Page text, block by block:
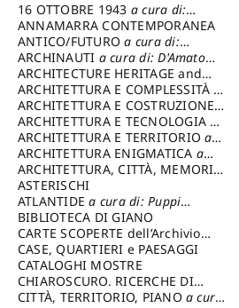
16 OTTOBRE 1943 a cura di:
Pezzetti Marcello
ANNAMARRA CONTEMPORANEA
ANTICO/FUTUROa cura di:
Varagnoli Claudio
ARCHINAUTI a cura di: D'Amato
Claudio
ARCHITECTURE HERITAGE and
DESIGN
ARCHITETTURA E COMPLESSITÀ a
cura di: Piva Antonio
ARCHITETTURA E COSTRUZIONEa
cura di: Poretti Sergio
ARCHITETTURA E TECNOLOGIA a
cura di: Carrara Gianfranco
ARCHITETTURA E TERRITORIOa
cura di: Pietrogrande Enrico
ARCHITETTURA ENIGMATICA a
cura di: Lenci Ruggero
ARCHITETTURA, CITTÀ, MEMORIA
a cura di: Valeriani Enrico
ASTERISCHI
ATLANTIDEa cura di: Puppi
Lionello
BIBLIOTECA DI GIANO
CARTE SCOPERTE dell’Archivio
Storico Capitolino
CASE, QUARTIERI e PAESAGGI
CATALOGHI MOSTRE
CHIAROSCURO. RICERCHE DI
STORIA E STORIA DELL'ARTEa
CITTÀ, TERRITORIO, PIANO a cura